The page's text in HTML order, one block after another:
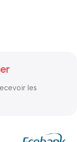
les